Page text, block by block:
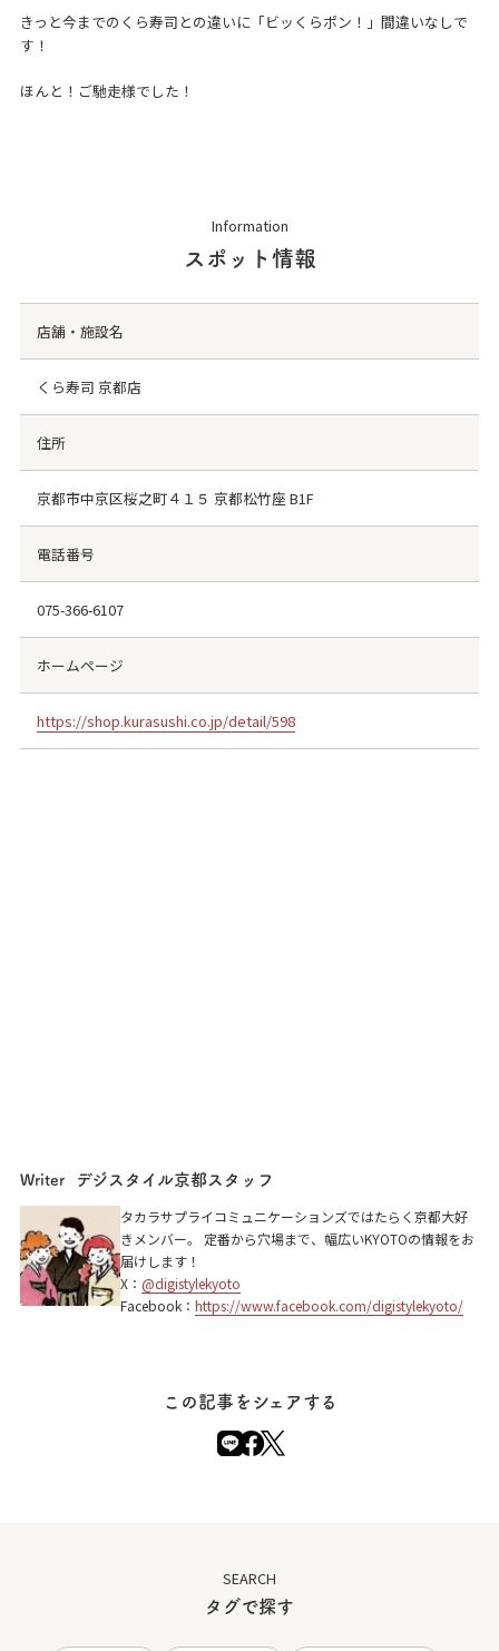
きっと今までのくら寿司との違いに「ビッくらポン！」間違いなしで
す！
ほんと！ご馳走様でした！
Information
スポット情報
店舗・施設名
くら寿司 京都店
住所
京都市中京区桜之町４１５ 京都松竹座 B1F
電話番号
075-366-6107
ホームページ
https://shop.kurasushi.co.jp/detail/598
Writer デジスタイル京都スタッフ
タカラサプライコミュニケーションズではたらく京都大好
きメンバー。 定番から穴場まで、幅広いKYOTOの情報をお
届けします！
X： @digistylekyoto
Facebook： https://www.facebook.com/digistylekyoto/
この記事をシェアする
SEARCH
タグで探す